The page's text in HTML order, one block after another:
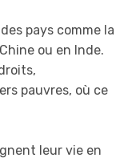
pays comme la
ou en Inde.
pauvres, où ce
leur vie en